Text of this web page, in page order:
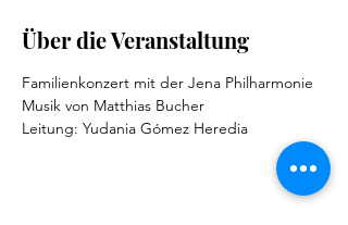
Über die Veranstaltung
Familienkonzert mit der Jena Philharmonie
Musik von Matthias Bucher
Leitung: Yudania Gómez Heredia